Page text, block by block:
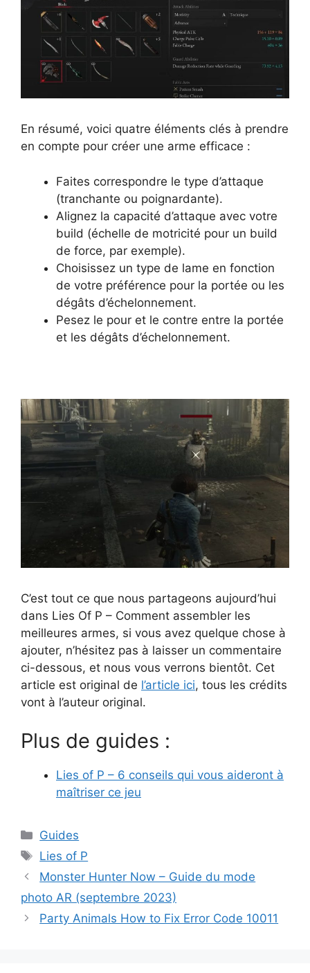
En résumé, voici quatre éléments clés à prendre
en compte pour créer une arme efficace :
Faites correspondre le type d’attaque
(tranchante ou poignardante).
Alignez la capacité d’attaque avec votre
build (échelle de motricité pour un build
de force, par exemple).
Choisissez un type de lame en fonction
de votre préférence pour la portée ou les
dégâts d’échelonnement.
Pesez le pour et le contre entre la portée
et les dégâts d’échelonnement.
C’est tout ce que nous partageons aujourd’hui
dans Lies Of P – Comment assembler les
meilleures armes, si vous avez quelque chose à
ajouter, n’hésitez pas à laisser un commentaire
ci-dessous, et nous vous verrons bientôt. Cet
article est original de l’article ici, tous les crédits
vont à l’auteur original.
Plus de guides :
Lies of P – 6 conseils qui vous aideront à
maîtriser ce jeu
Catégories
Guides
Étiquettes
Lies of P
Monster Hunter Now – Guide du mode
photo AR (septembre 2023)
Party Animals How to Fix Error Code 10011